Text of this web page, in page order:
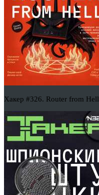
Хакер #326. Router from Hell